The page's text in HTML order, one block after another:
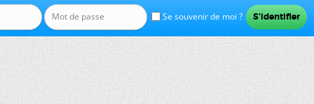
Se souvenir de moi ?